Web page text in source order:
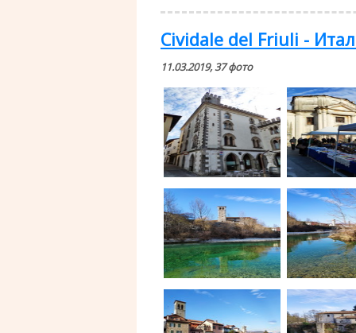
Cividale del Friuli -
11.03.2019, 37 фото